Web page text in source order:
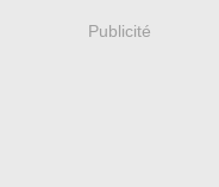
Publicité